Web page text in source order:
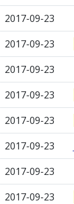
2017-09-23
2017-09-23
2017-09-23
2017-09-23
2017-09-23
2017-09-23
2017-09-23
2017-09-23